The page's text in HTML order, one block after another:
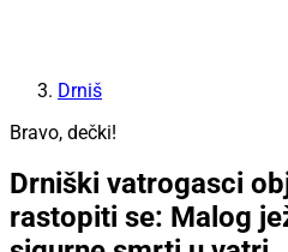
Drniš
Bravo, dečki!
Drniški vatrogasci
rastopiti se: Malog